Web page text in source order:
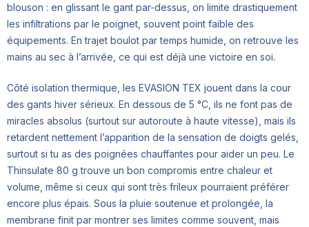
blouson : en glissant le gant par-dessus, on limite drastiquement
les infiltrations par le poignet, souvent point faible des
équipements. En trajet boulot par temps humide, on retrouve les
mains au sec à l’arrivée, ce qui est déjà une victoire en soi.
Côté isolation thermique, les EVASION TEX jouent dans la cour
des gants hiver sérieux. En dessous de 5 °C, ils ne font pas de
miracles absolus (surtout sur autoroute à haute vitesse), mais ils
retardent nettement l’apparition de la sensation de doigts gelés,
surtout si tu as des poignées chauffantes pour aider un peu. Le
Thinsulate 80 g trouve un bon compromis entre chaleur et
volume, même si ceux qui sont très frileux pourraient préférer
encore plus épais. Sous la pluie soutenue et prolongée, la
membrane finit par montrer ses limites comme souvent, mais